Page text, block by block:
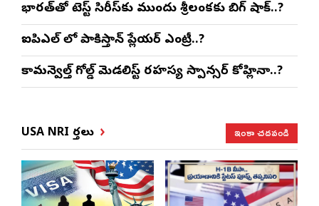
భారత్‌తో టెస్ట్ సిరీస్‌కు ముందు శ్రీలంకకు బిగ్ షాక్..?
ఐపిఎల్ లో పాకిస్తాన్ ప్లేయర్ ఎంట్రీ..?
కామన్వెల్త్ గోల్డ్ మెడలిస్ట్ రహస్య స్పాన్సర్ కోహ్లినా..?
USA NRI వార్తలు ఇంకా చదవండి